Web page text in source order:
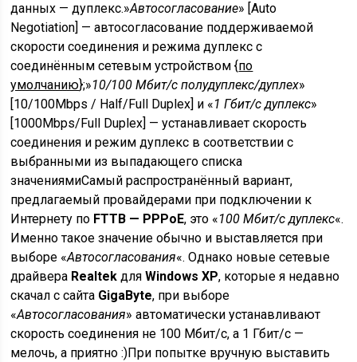
данных — дуплекс.»Автосогласование» [Auto
Negotiation] — автосогласование поддерживаемой
скорости соединения и режима дуплекс с
соединённым сетевым устройством {по
умолчанию};»10/100 Мбит/с полудуплекс/дуплех»
[10/100Mbps / Half/Full Duplex] и «1 Гбит/с дуплекс»
[1000Mbps/Full Duplex] — устанавливает скорость
соединения и режим дуплекс в соответствии с
выбранными из выпадающего списка
значениямиСамый распространённый вариант,
предлагаемый провайдерами при подключении к
Интернету по FTTB — PPPoE, это «100 Мбит/с дуплекс«.
Именно такое значение обычно и выставляется при
выборе «Автосогласования«. Однако новые сетевые
драйвера Realtek дляWindows XP, которые я недавно
скачал с сайта GigaByte, при выборе
«Автосогласования» автоматически устанавливают
скорость соединения не 100 Мбит/с, а 1 Гбит/с —
мелочь, а приятно :)При попытке вручную выставить